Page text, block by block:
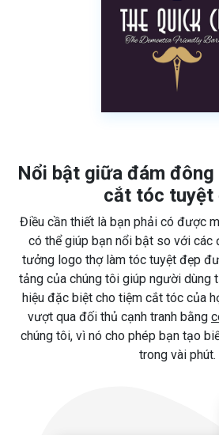
Nổi bật giữa đám
cắt tóc tuyệt
Điều cần thiết là bạn phải có được
có thể giúp bạn nổi bật so với các
tưởng logo thợ làm tóc tuyệt đẹp
tảng của chúng tôi giúp người dùng
hiệu đặc biệt cho tiệm cắt tóc của
vượt qua đối thủ cạnh tranh bằng
chúng tôi, vì nó cho phép bạn tạo
trong vài phút.